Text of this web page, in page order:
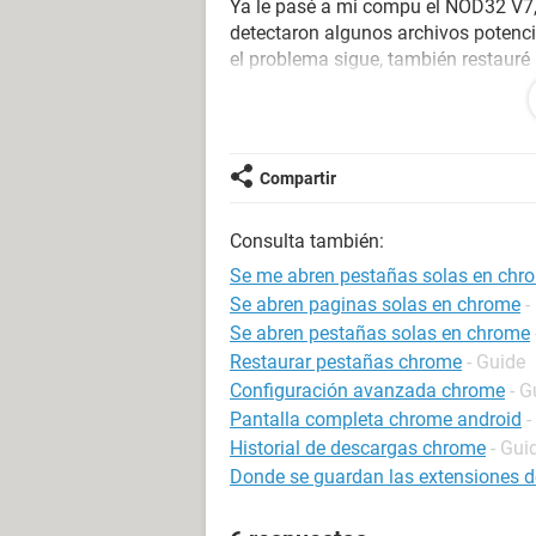
Ya le pasé a mi compu el NOD32
detectaron algunos archivos
el problema sigue, también
dijeron que buscara entre los
Ya estoy desesperada porque es
página linkbucks y aún estando sin
saliendo las pestañas una tras otra
página no puede ser mostrada
Compartir
Consulta también:
Se me abren pestañas solas en
Se abren paginas solas en chrome -
Se abren pestañas solas en chrome
Restaurar pestañas chrome - Guide
Configuración avanzada chrome -
Pantalla completa chrome android -
Historial de descargas chrome -
Donde se guardan las extensiones